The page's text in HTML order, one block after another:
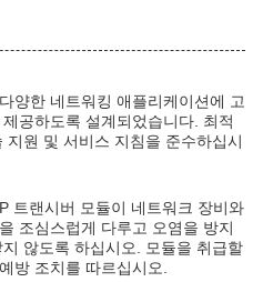
양한 네트워킹 애플리케이션에 고
공하도록 설계되었습니다. 최적
원 및 서비스 지침을 준수하십시
트랜시버 모듈이 네트워크 장비와
조심스럽게 다루고 오염을 방지
않도록 하십시오. 모듈을 취급할
방 조치를 따르십시오.